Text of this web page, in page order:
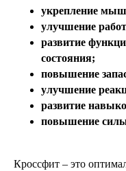
укрепление
улучшение
развитие
состояния;
повышение
улучшение
развитие
повышение силы
Кроссфит – это